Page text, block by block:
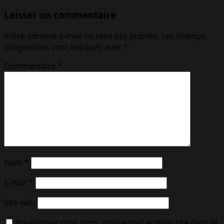
Laisser un commentaire
Votre adresse e-mail ne sera pas publiée. Les champs
obligatoires sont indiqués avec *
Commentaire *
Nom *
E-mail
*
Site web